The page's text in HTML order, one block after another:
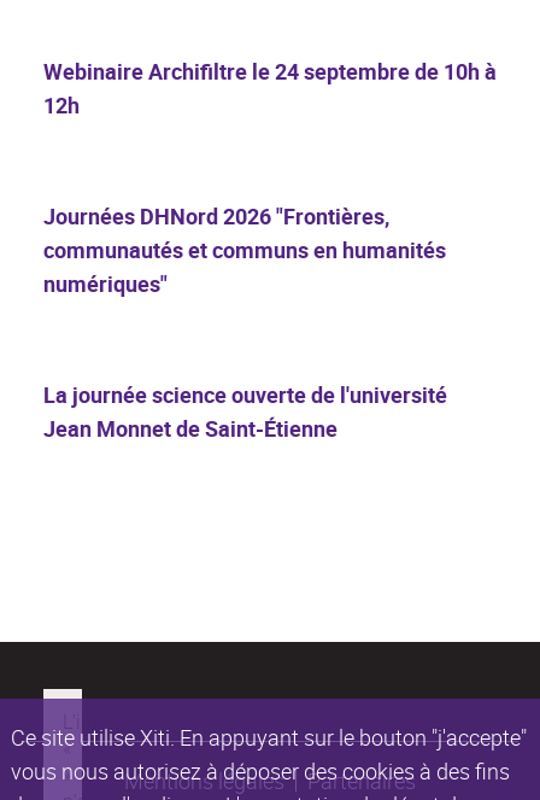
Ce site utilise Xiti. En appuyant sur le bouton "j'accepte"
vous nous autorisez à déposer des cookies à des fins
Webinaire Archifiltre le 24 septembre de 10h à
12h
Journées DHNord 2026 "Frontières,
communautés et communs en humanités
numériques"
La journée science ouverte de l'université
Jean Monnet de Saint-Étienne
Mentions légales Partenaires